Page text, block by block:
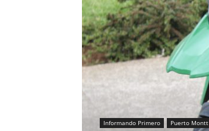
Informando Primero Puerto Montt